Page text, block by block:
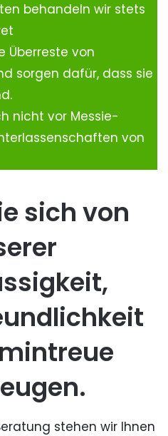
behandeln wir stets
Überreste von
sorgen dafür, dass sie
nicht vor Messie-
von
sich von
stehen wir Ihnen